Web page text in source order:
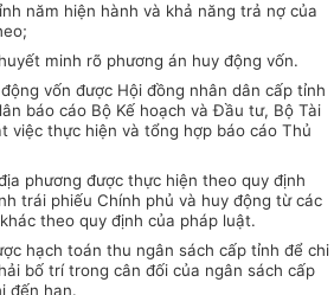
năm hiện hành và khả năng trả nợ của
minh rõ phương án huy động vốn.
vốn được Hội đồng nhân dân cấp tỉnh
báo cáo Bộ Kế hoạch và Đầu tư, Bộ Tài
việc thực hiện và tổng hợp báo cáo Thủ
phương được thực hiện theo quy định
trái phiếu Chính phủ và huy động từ các
theo quy định của pháp luật.
hạch toán thu ngân sách cấp tỉnh để chi
bố trí trong cân đối của ngân sách cấp
đến hạn.